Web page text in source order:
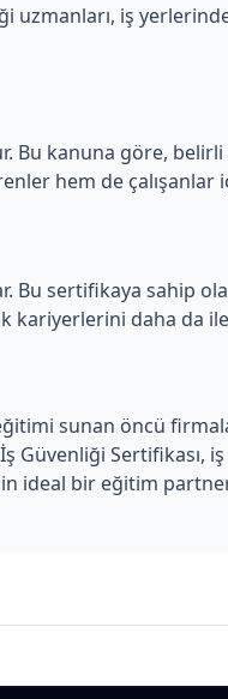
uzmanları, iş
Bu kanuna göre,
hem de
Bu sertifikaya sahip
kariyerlerini daha da
eğitimi sunan öncü
Güvenliği Sertifikası,
ideal bir eğitim